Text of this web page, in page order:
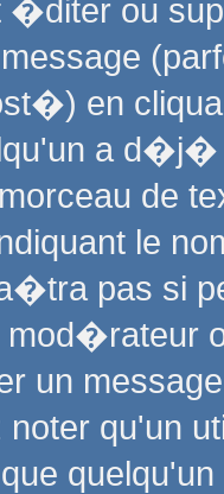
�diter ou
en
a
de
le
pas si
mod�rateur
un
noter qu'un